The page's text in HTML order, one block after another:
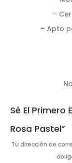
–
– Apto
V
a
l
Sé El Primero
Rosa Pastel”
Tu dirección de